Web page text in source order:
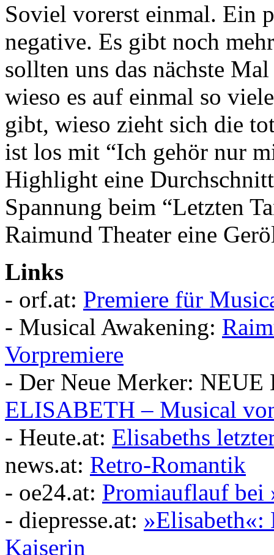
Soviel vorerst einmal. Ein
negative. Es gibt noch
sollten uns das nächste
wieso es auf einmal so
gibt, wieso zieht sich die
ist los mit “Ich gehör nur
Highlight eine
Spannung beim “Letzten
Raimund Theater eine
Links
- orf.at: Premiere für
- Musical Awakening:
Vorpremiere
- Der Neue Merker:
ELISABETH – Musical
- Heute.at: Elisabeths
news.at: Retro-Romantik
- oe24.at: Promiauflauf bei
- diepresse.at: »Elisabeth«:
Kaiserin